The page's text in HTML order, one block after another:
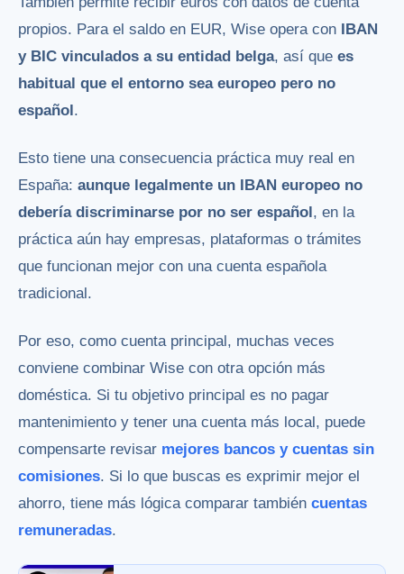
propios. Para el saldo en EUR, Wise opera con IBAN
y BIC vinculados a su entidad belga, así que es
habitual que el entorno sea europeo pero no
español.
Esto tiene una consecuencia práctica muy real en
España: aunque legalmente un IBAN europeo no
debería discriminarse por no ser español, en la
práctica aún hay empresas, plataformas o trámites
que funcionan mejor con una cuenta española
tradicional.
Por eso, como cuenta principal, muchas veces
conviene combinar Wise con otra opción más
doméstica. Si tu objetivo principal es no pagar
mantenimiento y tener una cuenta más local, puede
compensarte revisar mejores bancos y cuentas sin
comisiones. Si lo que buscas es exprimir mejor el
ahorro, tiene más lógica comparar también cuentas
remuneradas.